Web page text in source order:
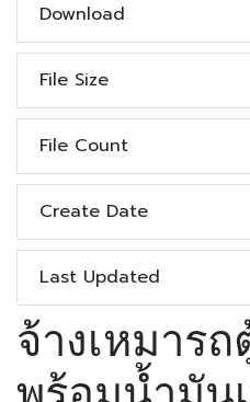
Download
File Size
File Count
Create Date
Last Updated
จ้างเหมาร